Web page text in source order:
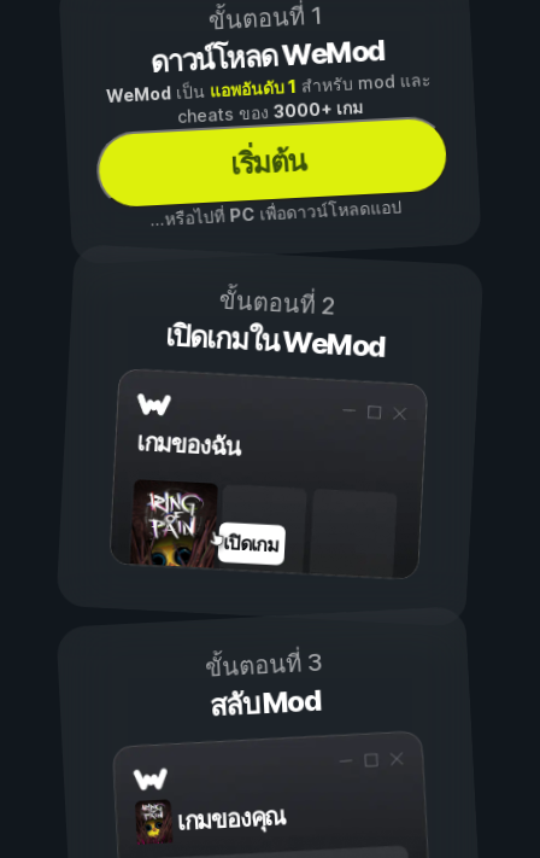
ขั้นตอนที่ 1
ดาวน์โหลด WeMod
WeModเป็น แอพอันดับ 1 สำหรับ mod และ
cheats ของ3000+ เกม
เริ่มต้น
...หรือไปที่ PCเพื่อดาวน์โหลดแอป
ขั้นตอนที่ 2
เปิดเกมใน WeMod
เกมของฉัน
เปิดเกม
ขั้นตอนที่ 3
สลับ Mod
เกมของคุณ